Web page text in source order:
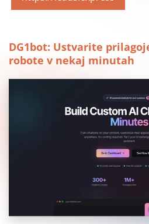
DG1bot: Ustvarite
robote v nekaj minutah